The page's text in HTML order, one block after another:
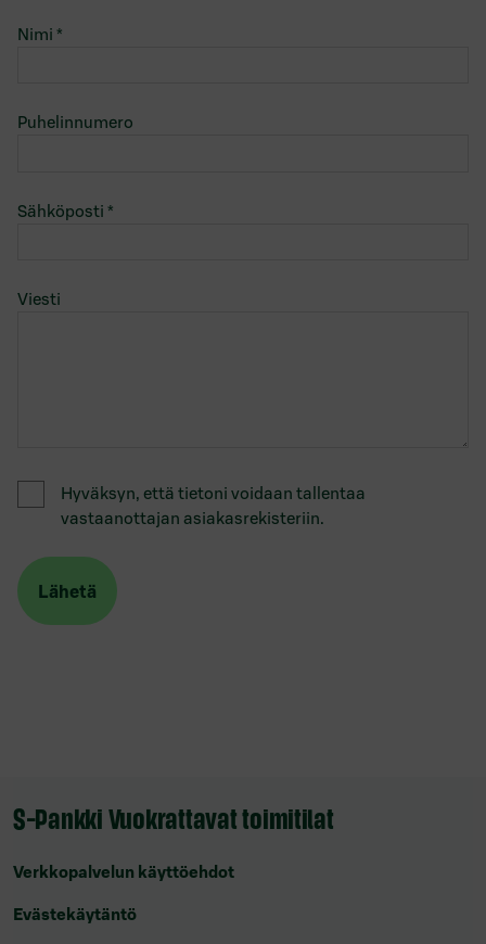
Nimi *
Puhelinnumero
Sähköposti *
Viesti
Hyväksyn, että tietoni voidaan tallentaa
vastaanottajan asiakasrekisteriin.
S-Pankki Vuokrattavat toimitilat
Verkkopalvelun käyttöehdot
Evästekäytäntö